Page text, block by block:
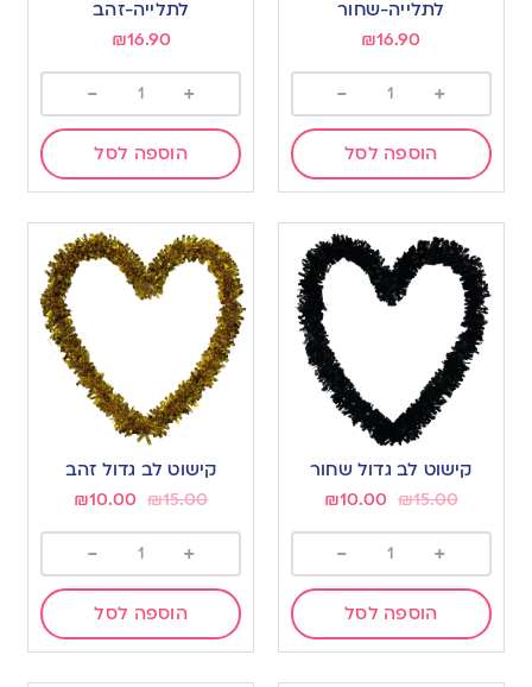
לתלייה-שחור
₪16.90
+
-
הוספה לסל
לתלייה-זהב
₪16.90
+
-
הוספה לסל
קישוט לב גדול שחור
₪15.00
₪10.00
+
-
הוספה לסל
קישוט לב גדול זהב
₪15.00
₪10.00
+
-
הוספה לסל